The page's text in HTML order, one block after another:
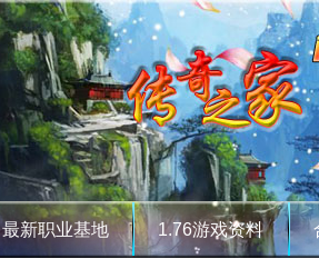
最新职业基地 1.76游戏资料